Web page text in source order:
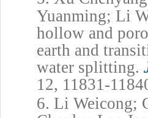
Yuanming; Li
hollow and
earth and
water splitting.
12, 11831-
6. Li Weicong;